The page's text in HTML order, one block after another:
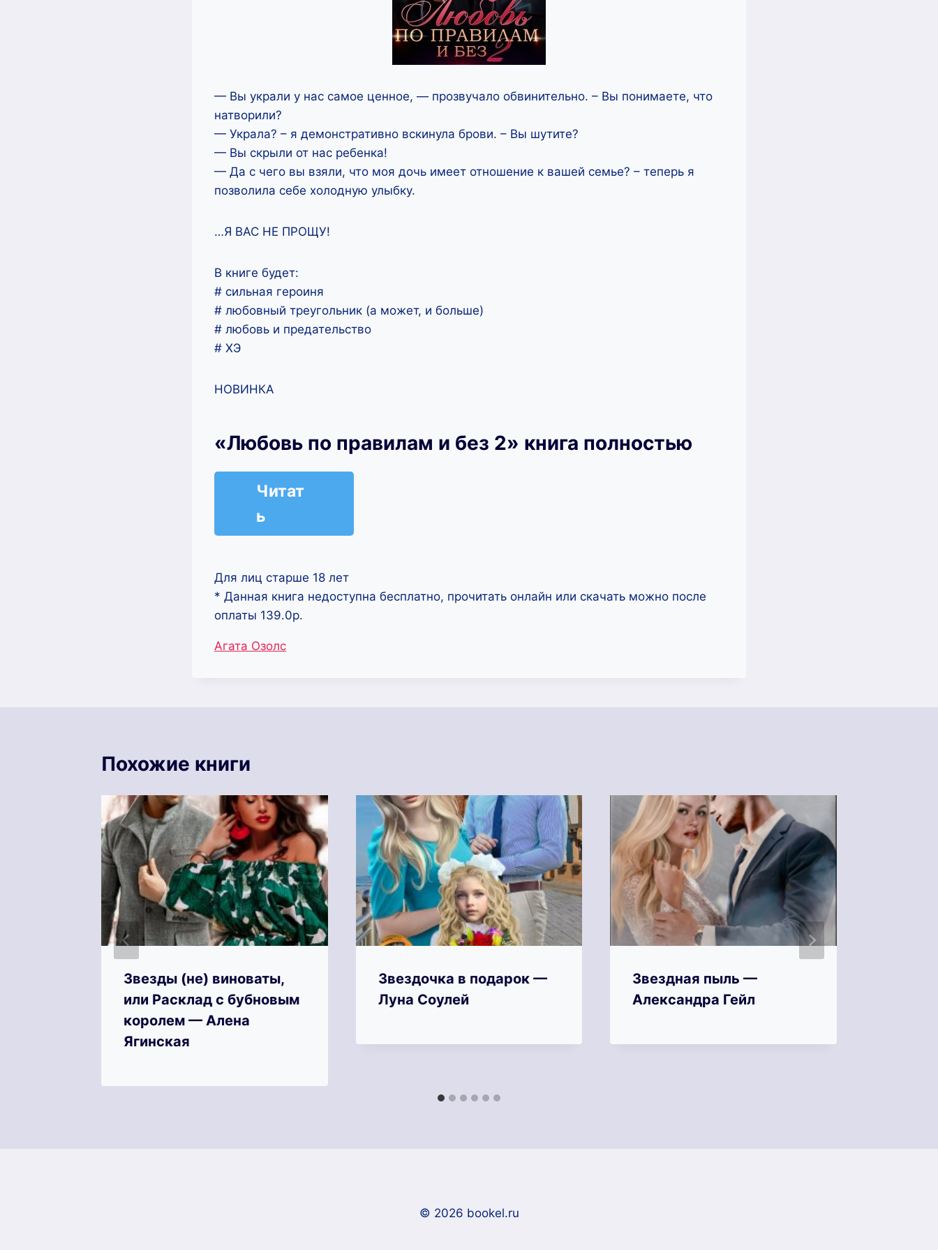
— Вы украли у нас самое ценное, — прозвучало обвинительно. – Вы понимаете, что
натворили?
— Украла? – я демонстративно вскинула брови. – Вы шутите?
— Вы скрыли от нас ребенка!
— Да с чего вы взяли, что моя дочь имеет отношение к вашей семье? – теперь я
позволила себе холодную улыбку.
…Я ВАС НЕ ПРОЩУ!
В книге будет:
# сильная героиня
# любовный треугольник (а может, и больше)
# любовь и предательство
# ХЭ
НОВИНКА
«Любовь по правилам и без 2» книга полностью
Читат
ь
Для лиц старше 18 лет
* Данная книга недоступна бесплатно, прочитать онлайн или скачать можно после
оплаты 139.0р.
Метки
Агата Озолс
Похожие книги
Звезды (не) виноваты,
или Расклад с бубновым
королем — Алена
Ягинская
Звездочка в подарок —
Луна Соулей
Звездная пыль —
Александра Гейл
© 2026 bookel.ru